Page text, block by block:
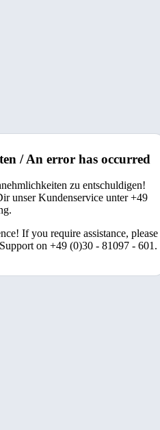
/ An error has occurred
zu entschuldigen!
unser Kundenservice unter +49
If you require assistance, please
on +49 (0)30 - 81097 - 601.